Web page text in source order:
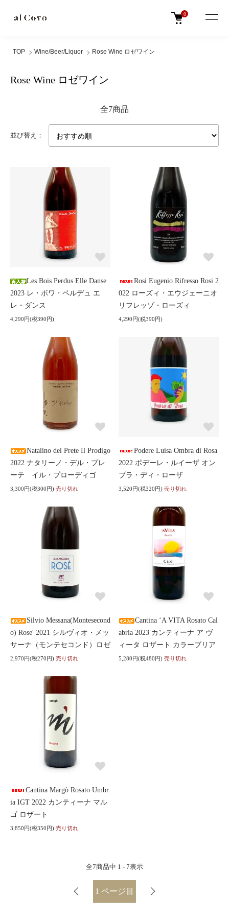
0
TOP Wine/Beer/Liquor Rose Wine ロゼワイン
Rose Wine ロゼワイン
全7商品
並び替え：
Les Bois Perdus Elle Danse
2023 レ・ボワ・ペルデュ エ
レ・ダンス
4,290円(税390円)
Rosi Eugenio Rifresso Rosi 2
022 ローズィ・エウジェーニオ
リフレッゾ・ローズィ
4,290円(税390円)
Natalino del Prete Il Prodigo
2022 ナタリーノ・デル・プレ
ーテ イル・プローディゴ
3,300円(税300円) 売り切れ
Podere Luisa Ombra di Rosa
2022 ポデーレ・ルイーザ オン
ブラ・ディ・ローザ
3,520円(税320円) 売り切れ
Silvio Messana(Montesecond
o) Rose' 2021 シルヴィオ・メッ
サーナ（モンテセコンド）ロゼ
2,970円(税270円) 売り切れ
Cantina ‘A VITA Rosato Cal
abria 2023 カンティーナ ア ヴ
ィータ ロザート カラーブリア
5,280円(税480円) 売り切れ
Cantina Margò Rosato Umbr
ia IGT 2022 カンティーナ マル
ゴ ロザート
3,850円(税350円) 売り切れ
全7商品中 1 - 7表示
1 ページ目